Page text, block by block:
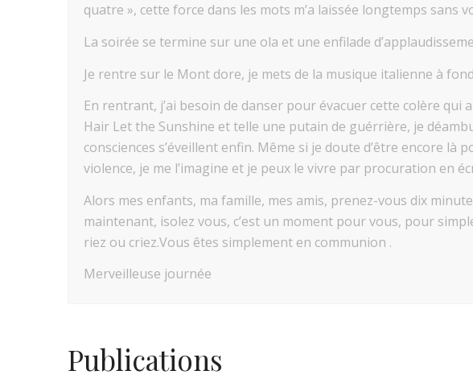
quatre », cette force dans les mots m’a laissée longtemps sans
La soirée se termine sur une ola et une enfilade
Je rentre sur le Mont dore, je mets de la musique italienne à
En rentrant, j’ai besoin de danser pour évacuer cette colère
Hair Let the Sunshine et telle une putain de guérrière, je
consciences s’éveillent enfin. Même si je doute d’être encore
violence, je me l’imagine et je peux le vivre par procuration en
Alors mes enfants, ma famille, mes amis, prenez-vous dix
maintenant, isolez vous, c’est un moment pour vous, pour
riez ou criez.Vous êtes simplement en communion .
Merveilleuse journée
Publications